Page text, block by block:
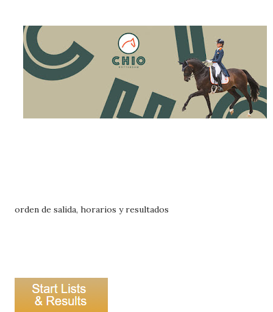
orden de salida, horarios y resultados